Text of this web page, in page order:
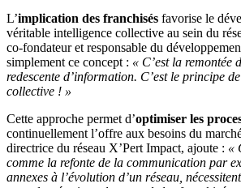
L’implication des franchisés favorise le
véritable intelligence collective au sein du
co-fondateur et responsable du
simplement ce concept : « C’est la remontée
redescente d’information. C’est le principe
collective ! »
Cette approche permet d’optimiser les
continuellement l’offre aux besoins du
directrice du réseau X’Pert Impact, ajoute : «
comme la refonte de la communication par
annexes à l’évolution d’un réseau,